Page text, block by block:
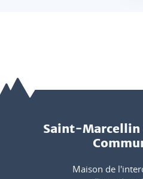
Saint-Marcellin
Maison de